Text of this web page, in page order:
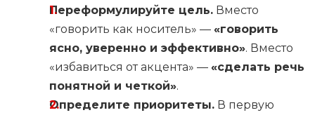
Переформулируйте цель. Вместо
«говорить как носитель» — «говорить
ясно, уверенно и эффективно». Вместо
«избавиться от акцента» — «сделать речь
понятной и четкой».
Определите приоритеты. В первую